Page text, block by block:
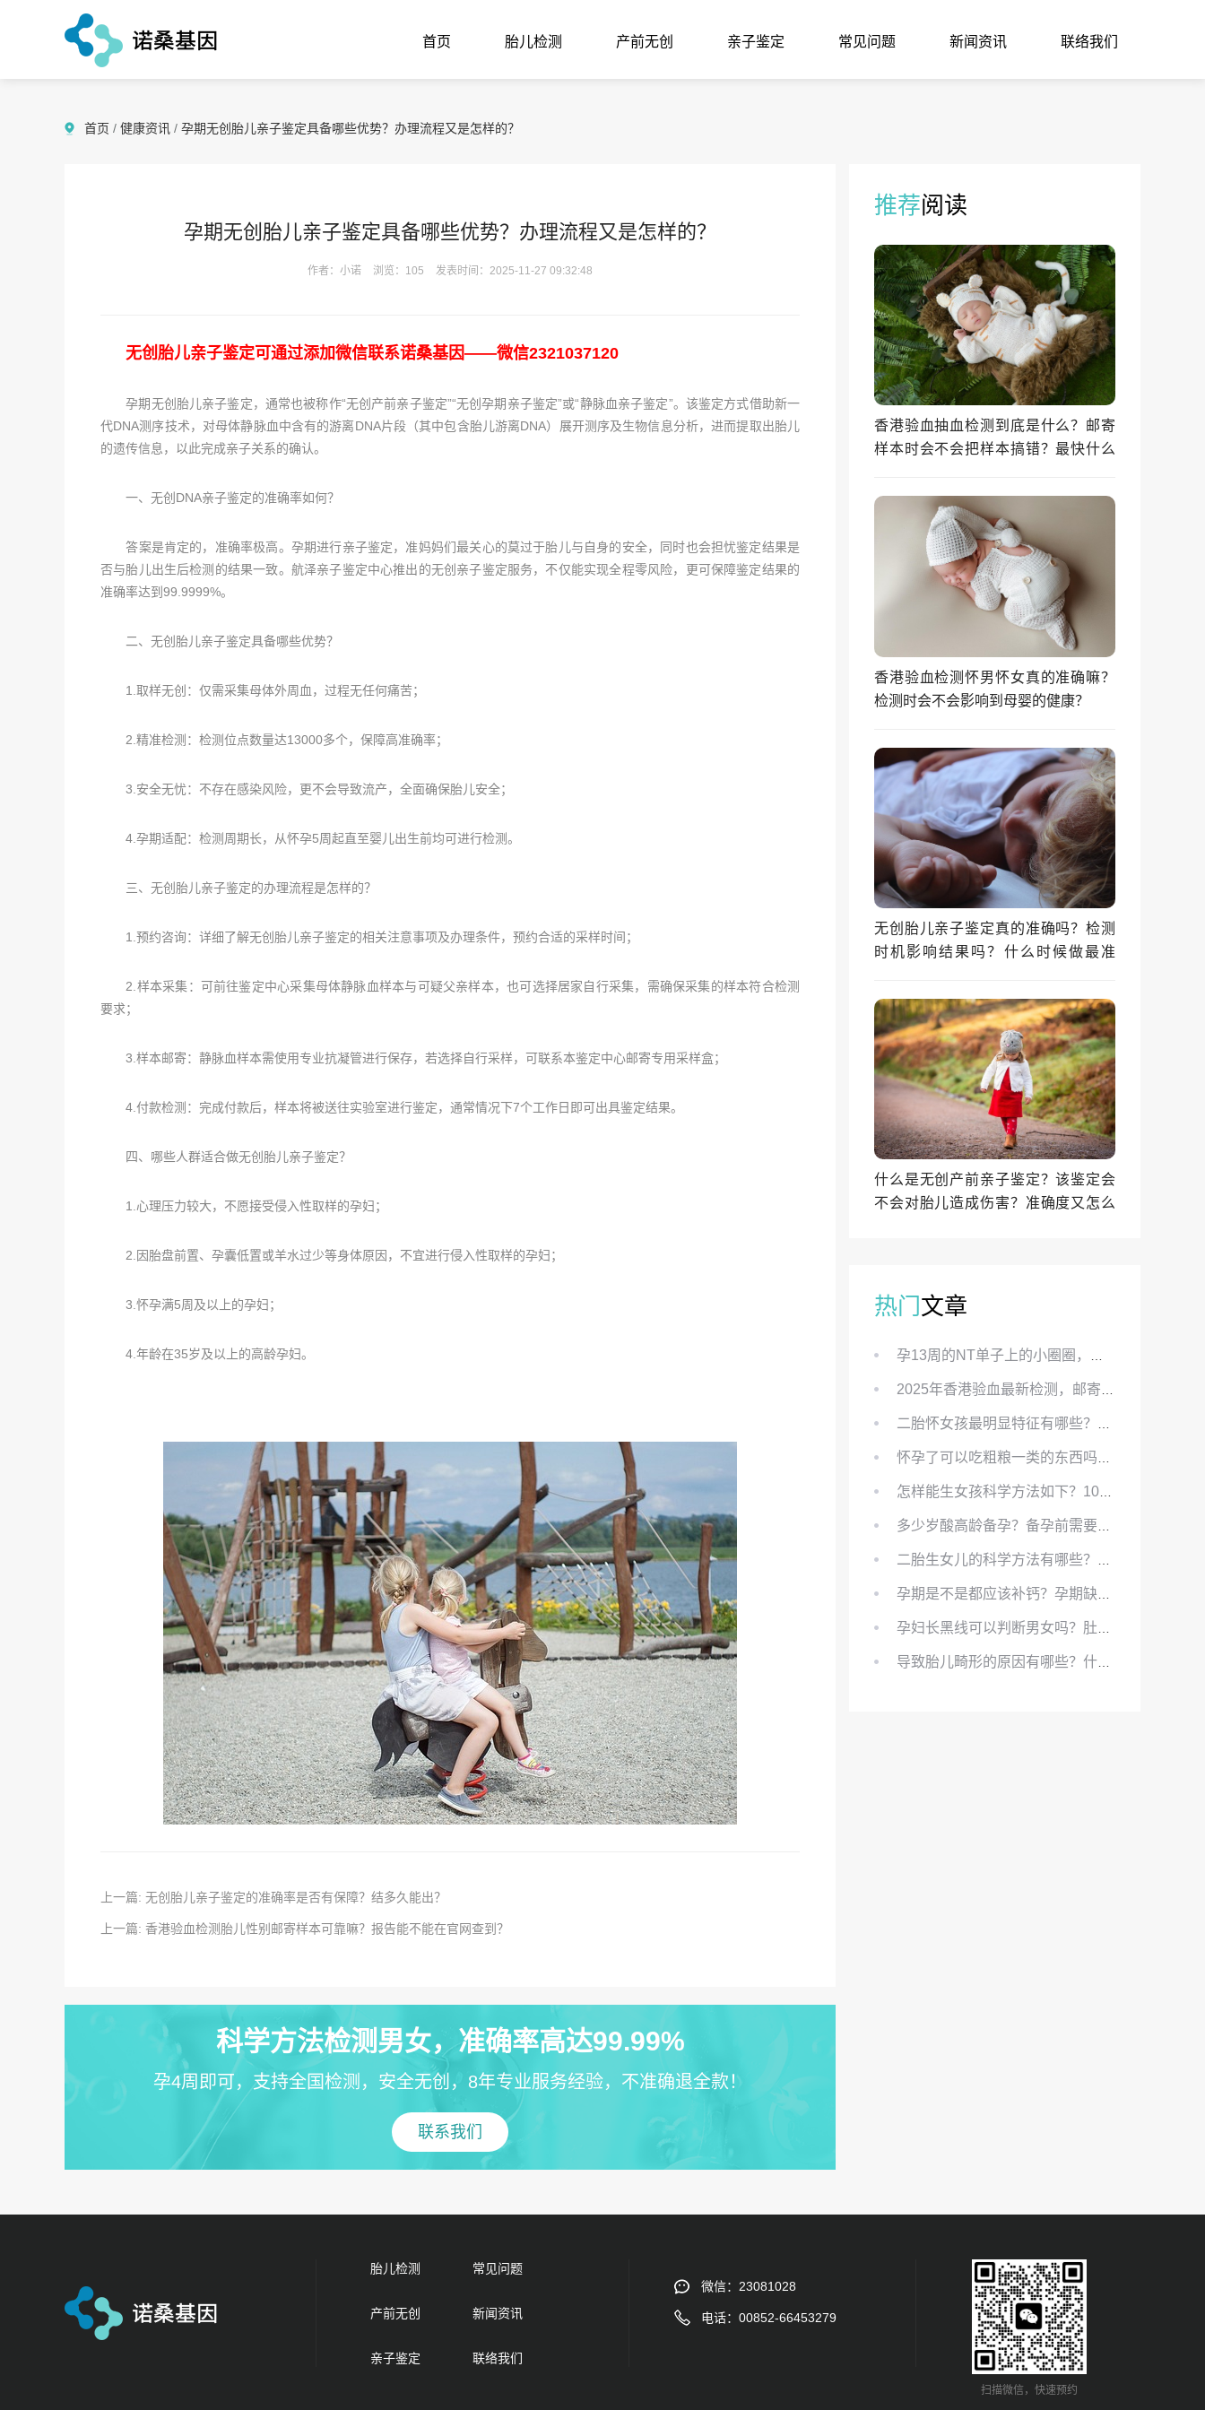
首页 胎儿检测 产前无创 亲子鉴定 常见问题 新闻资讯 联络我们
首页 / 健康资讯 / 孕期无创胎儿亲子鉴定具备哪些优势？办理流程又是怎样的？
孕期无创胎儿亲子鉴定具备哪些优势？办理流程又是怎样的？
作者：小诺 浏览：105 发表时间：2025-11-27 09:32:48
无创胎儿亲子鉴定可通过添加微信联系诺桑基因——微信2321037120
孕期无创胎儿亲子鉴定，通常也被称作“无创产前亲子鉴定”“无创孕期亲子鉴定”或“静脉血亲子鉴定”。该鉴定方式借助新一
代DNA测序技术，对母体静脉血中含有的游离DNA片段（其中包含胎儿游离DNA）展开测序及生物信息分析，进而提取出胎儿
的遗传信息，以此完成亲子关系的确认。
一、无创DNA亲子鉴定的准确率如何？
答案是肯定的，准确率极高。孕期进行亲子鉴定，准妈妈们最关心的莫过于胎儿与自身的安全，同时也会担忧鉴定结果是
否与胎儿出生后检测的结果一致。航泽亲子鉴定中心推出的无创亲子鉴定服务，不仅能实现全程零风险，更可保障鉴定结果的
准确率达到99.9999%。
二、无创胎儿亲子鉴定具备哪些优势？
1.取样无创：仅需采集母体外周血，过程无任何痛苦；
2.精准检测：检测位点数量达13000多个，保障高准确率；
3.安全无忧：不存在感染风险，更不会导致流产，全面确保胎儿安全；
4.孕期适配：检测周期长，从怀孕5周起直至婴儿出生前均可进行检测。
三、无创胎儿亲子鉴定的办理流程是怎样的？
1.预约咨询：详细了解无创胎儿亲子鉴定的相关注意事项及办理条件，预约合适的采样时间；
2.样本采集：可前往鉴定中心采集母体静脉血样本与可疑父亲样本，也可选择居家自行采集，需确保采集的样本符合检测
要求；
3.样本邮寄：静脉血样本需使用专业抗凝管进行保存，若选择自行采样，可联系本鉴定中心邮寄专用采样盒；
4.付款检测：完成付款后，样本将被送往实验室进行鉴定，通常情况下7个工作日即可出具鉴定结果。
四、哪些人群适合做无创胎儿亲子鉴定？
1.心理压力较大，不愿接受侵入性取样的孕妇；
2.因胎盘前置、孕囊低置或羊水过少等身体原因，不宜进行侵入性取样的孕妇；
3.怀孕满5周及以上的孕妇；
4.年龄在35岁及以上的高龄孕妇。
上一篇: 无创胎儿亲子鉴定的准确率是否有保障？结多久能出？
上一篇: 香港验血检测胎儿性别邮寄样本可靠嘛？报告能不能在官网查到？
科学方法检测男女，准确率高达99.99%
孕4周即可，支持全国检测，安全无创，8年专业服务经验，不准确退全款！
联系我们
推荐阅读
香港验血抽血检测到底是什么？邮寄
样本时会不会把样本搞错？最快什么
香港验血检测怀男怀女真的准确嘛？
检测时会不会影响到母婴的健康？
无创胎儿亲子鉴定真的准确吗？检测
时机影响结果吗？什么时候做最准
什么是无创产前亲子鉴定？该鉴定会
不会对胎儿造成伤害？准确度又怎么
热门文章
胎儿检测 常见问题
产前无创 新闻资讯
亲子鉴定 联络我们
微信：23081028
电话：00852-66453279
扫描微信，快速预约